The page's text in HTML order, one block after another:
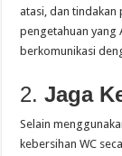
atasi, dan tindakan
pengetahuan yang
berkomunikasi
2.Jaga
Selain
kebersihan WC